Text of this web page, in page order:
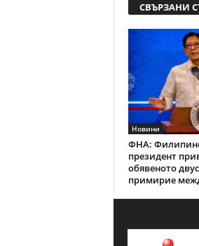
СВЪРЗАНИ
Новини
ФНА:
президент
обявеното
примирие